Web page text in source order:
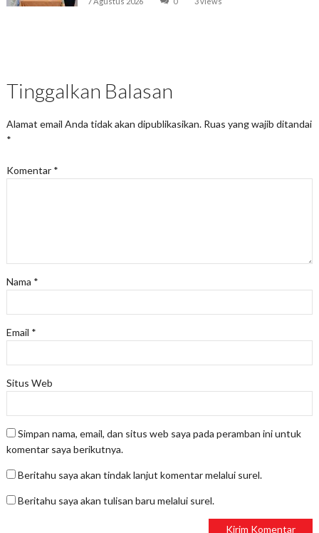
Tinggalkan Balasan
Alamat email Anda tidak akan dipublikasikan. Ruas yang wajib ditandai
*
Komentar *
Nama *
Email *
Situs Web
Simpan nama, email, dan situs web saya pada peramban ini untuk
komentar saya berikutnya.
Beritahu saya akan tindak lanjut komentar melalui surel.
Beritahu saya akan tulisan baru melalui surel.